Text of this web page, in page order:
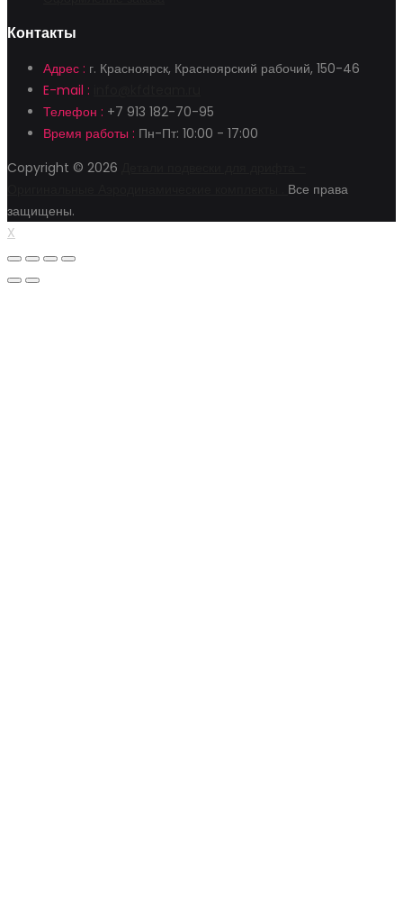
Контакты
Адрес : г. Красноярск, Красноярский рабочий, 150-46
E-mail :
Телефон : +7 913 182-70-95
Время работы : Пн-Пт: 10:00 - 17:00
Copyright © 2026
Все права
защищены.
X